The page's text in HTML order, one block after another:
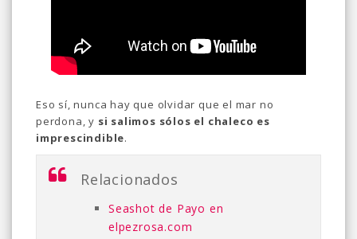
Eso sí, nunca hay que olvidar que el mar no
perdona, y si salimos sólos el chaleco es
imprescindible.
Relacionados
Seashot de Payo en
elpezrosa.com